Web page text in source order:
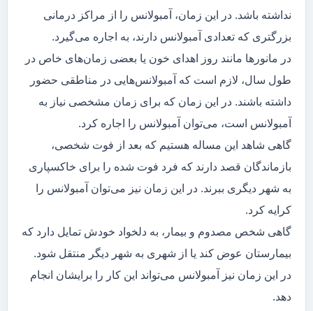
نداشته باشد. در این زمان، آمبولانس را از مراکز درمانی
بزرگتری که تعدادی آمبولانس دارند، به اجاره می‌گیرد.
در مانور‌ها مانند روز اهدای خون یا بعضی زمان‌های خاص در
طول سال، لازم است که آمبولانس‌هایی در مناطقی حضور
داشته باشند. در این زمان که برای زمان مشخصی نیاز به
آمبولانس است، می‌توان آمبولانس را اجاره کرد.
گاهی شاهد این مساله هستیم که بعد از فوت شخصی،
بازماندگان قصد دارند که فرد فوت شده را برای خاکسپاری
به شهر دیگری ببرند. در این زمان نیز می‌توان آمبولانس را
کرایه کرد.
گاهی شخص مصدوم و بیمار، به دلخواد خودش تمایل دارد که
بیمارستان عوض کند یا از شهری به شهر دیگر منتقل شود.
در این زمان نیز آمبولانس می‌تواند این کار را برایشان انجام
دهد.